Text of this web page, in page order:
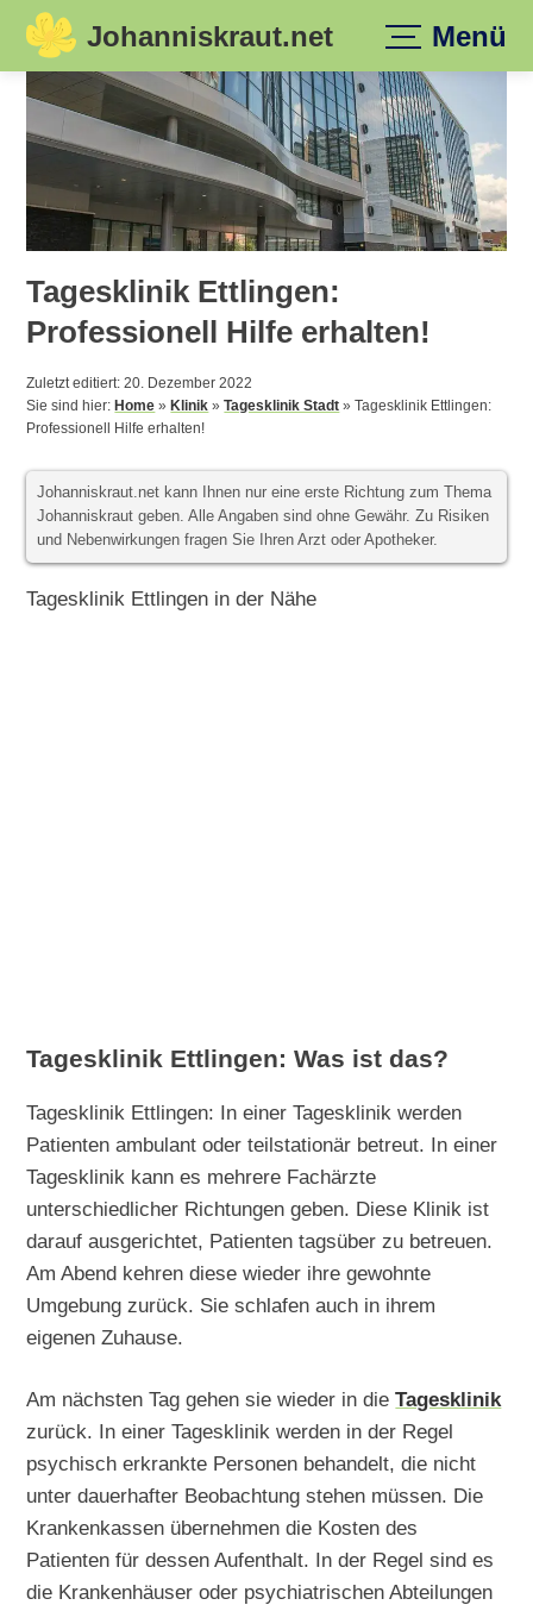
Skip
content
Johanniskraut.net Menü
Tagesklinik Ettlingen:
Professionell Hilfe erhalten!
Zuletzt editiert: 20. Dezember 2022
Sie sind hier:Home »Klinik »Tagesklinik Stadt »Tagesklinik Ettlingen:
Professionell Hilfe erhalten!
Johanniskraut.net kann Ihnen nur eine erste Richtung zum Thema
Johanniskraut geben. Alle Angaben sind ohne Gewähr. Zu Risiken
und Nebenwirkungen fragen Sie Ihren Arzt oder Apotheker.
Tagesklinik Ettlingen in der Nähe
Tagesklinik Ettlingen: Was ist das?
Tagesklinik Ettlingen: In einer Tagesklinik werden
Patienten ambulant oder teilstationär betreut. In einer
Tagesklinik kann es mehrere Fachärzte
unterschiedlicher Richtungen geben. Diese Klinik ist
darauf ausgerichtet, Patienten tagsüber zu betreuen.
Am Abend kehren diese wieder ihre gewohnte
Umgebung zurück. Sie schlafen auch in ihrem
eigenen Zuhause.
Am nächsten Tag gehen sie wieder in dieTagesklinik
zurück. In einer Tagesklinik werden in der Regel
psychisch erkrankte Personen behandelt, die nicht
unter dauerhafter Beobachtung stehen müssen. Die
Krankenkassen übernehmen die Kosten des
Patienten für dessen Aufenthalt. In der Regel sind es
die Krankenhäuser oder psychiatrischen Abteilungen